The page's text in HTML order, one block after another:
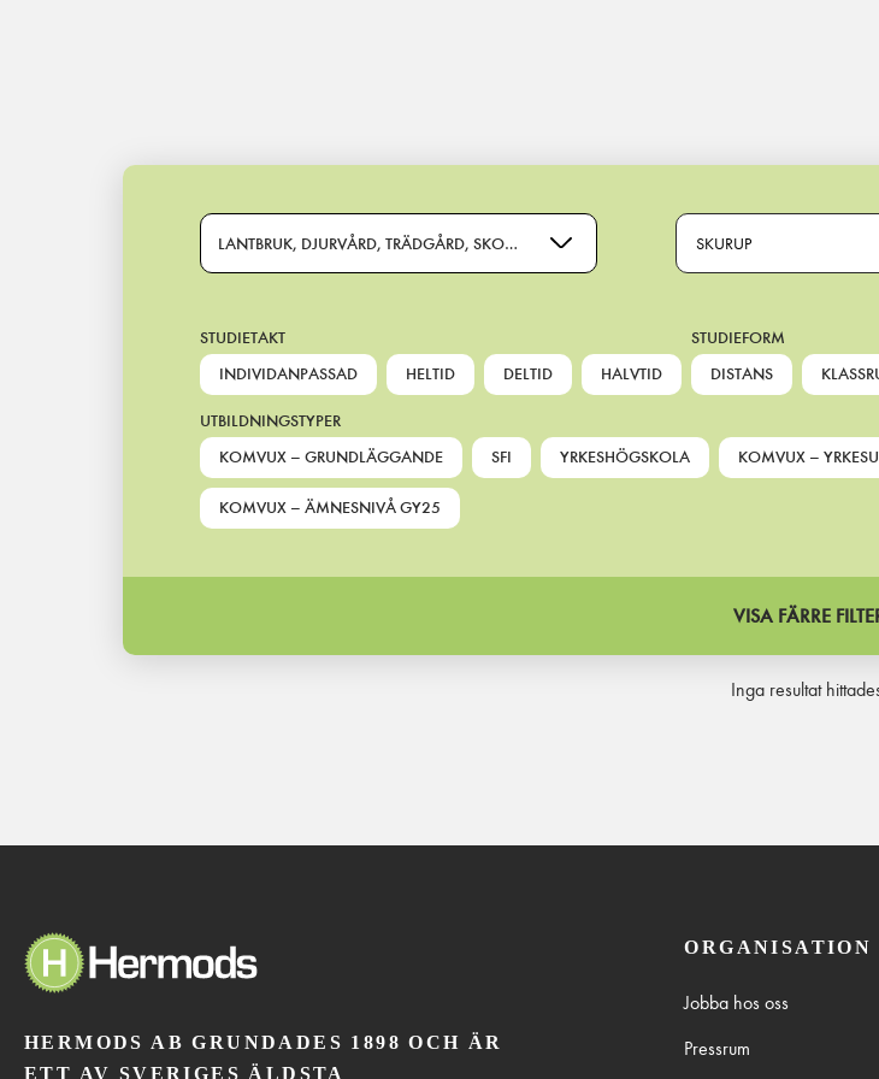
Main Navigation
LANTBRUK, DJURVÅRD, TRÄDGÅRD, SKOG OCH FISKE SKURUP
STUDIETAKT
INDIVIDANPASSAD
HELTID DELTID HALVTID
STUDIEFORM
DISTANS
UTBILDNINGSTYPER
KOMVUX – GRUNDLÄGGANDE
SFI YRKESHÖGSKOLA KOMVUX –
KOMVUX – ÄMNESNIVÅ GY25
VISA FÄRRE
Inga resultat
HERMODS AB GRUNDADES 1898 OCH ÄR
ETT AV SVERIGES ÄLDSTA
ORGANISATION
Jobba hos oss
Pressrum